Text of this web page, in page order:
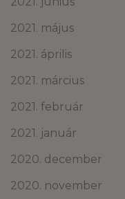
2021. május
2021. április
2021. március
2021. február
2021. január
2020. december
2020. november